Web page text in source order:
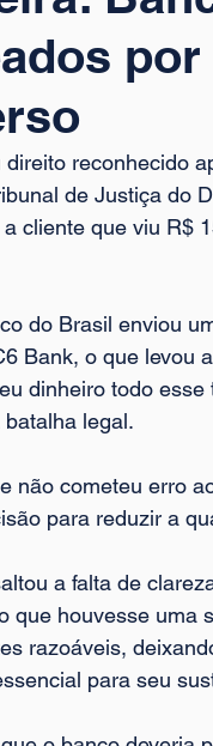
por
reconhecido
de Justiça do
cliente que viu R$
do Brasil enviou
Bank, o que levou
dinheiro todo
legal.
não cometeu erro
para reduzir a
a falta de
que houvesse uma
razoáveis,
para seu